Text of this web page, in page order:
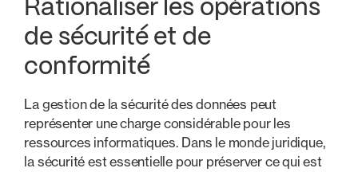
Rationaliser les opérations
de sécurité et de
conformité
La gestion de la sécurité des données peut
représenter une charge considérable pour les
ressources informatiques. Dans le monde juridique,
la sécurité est essentielle pour préserver ce qui est